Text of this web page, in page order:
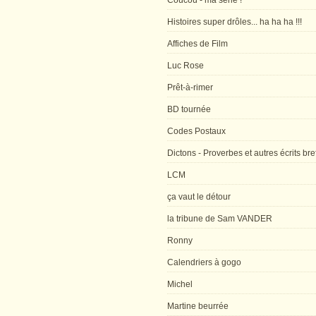
Histoires super drôles... ha ha ha !!!
Affiches de Film
Luc Rose
Prêt-à-rimer
BD tournée
Codes Postaux
Dictons - Proverbes et autres écrits
LCM
ça vaut le détour
la tribune de Sam VANDER
Ronny
Calendriers à gogo
Michel
Martine beurrée